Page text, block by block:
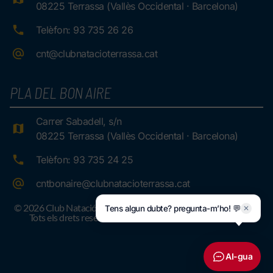
08225 Terrassa (Vallès Occidental · Barcelona)
Telèfon: 93 735 26 26
cnt@clubnatacioterrassa.cat
PLA DEL BON AIRE
Carrer Sabadell, s/n
08225 Terrassa (Vallès Occidental · Barcelona)
Telèfon: 93 735 24 25
cntbonaire@clubnatacioterrassa.cat
© 2026 Club Natació Terrassa.
Tots els drets reservats
AI-gua
Tens algun dubte? pregunta-m’ho! 💬 ✕